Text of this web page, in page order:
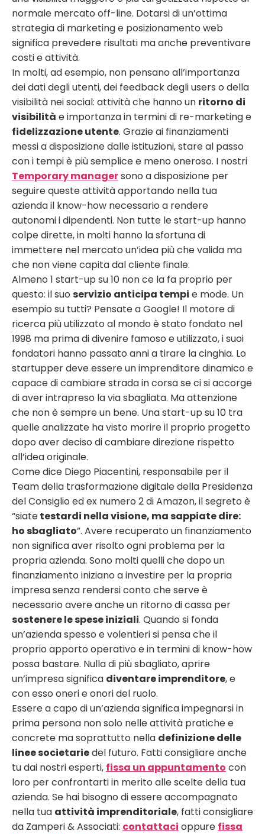
normale mercato off-line. Dotarsi di un’ottima
strategia di marketing e posizionamento web
significa prevedere risultati ma anche preventivare
costi e attività.
In molti, ad esempio, non pensano all’importanza
dei dati degli utenti, dei feedback degli users o della
visibilità nei social: attività che hanno un ritorno di
visibilità e importanza in termini di re-marketing e
fidelizzazione utente. Grazie ai finanziamenti
messi a disposizione dalle istituzioni, stare al passo
con i tempi è più semplice e meno oneroso. I nostri
Temporary managersono a disposizione per
seguire queste attività apportando nella tua
azienda il know-how necessario a rendere
autonomi i dipendenti. Non tutte le start-up hanno
colpe dirette, in molti hanno la sfortuna di
immettere nel mercato un’idea più che valida ma
che non viene capita dal cliente finale.
Almeno 1 start-up su 10 non ce la fa proprio per
questo: il suo servizio anticipa tempi e mode. Un
esempio su tutti? Pensate a Google! Il motore di
ricerca più utilizzato al mondo è stato fondato nel
1998 ma prima di divenire famoso e utilizzato, i suoi
fondatori hanno passato anni a tirare la cinghia. Lo
startupper deve essere un imprenditore dinamico e
capace di cambiare strada in corsa se ci si accorge
di aver intrapreso la via sbagliata. Ma attenzione
che non è sempre un bene. Una start-up su 10 tra
quelle analizzate ha visto morire il proprio progetto
dopo aver deciso di cambiare direzione rispetto
all’idea originale.
Come dice Diego Piacentini, responsabile per il
Team della trasformazione digitale della Presidenza
del Consiglio ed ex numero 2 di Amazon, il segreto è
“siatetestardi nella visione, ma sappiate dire:
ho sbagliato”. Avere recuperato un finanziamento
non significa aver risolto ogni problema per la
propria azienda. Sono molti quelli che dopo un
finanziamento iniziano a investire per la propria
impresa senza rendersi conto che serve è
necessario avere anche un ritorno di cassa per
sostenere le spese iniziali. Quando si fonda
un’azienda spesso e volentieri si pensa che il
proprio apporto operativo e in termini di know-how
possa bastare. Nulla di più sbagliato, aprire
un’impresa significa diventare imprenditore, e
con esso oneri e onori del ruolo.
Essere a capo di un’azienda significa impegnarsi in
prima persona non solo nelle attività pratiche e
concrete ma soprattutto nella definizione delle
linee societariedel futuro. Fatti consigliare anche
tu dai nostri esperti, fissa un appuntamento con
loro per confrontarti in merito alle scelte della tua
azienda. Se hai bisogno di essere accompagnato
nella tua attività imprenditoriale, fatti consigliare
da Zamperi & Associati: contattaci oppure fissa